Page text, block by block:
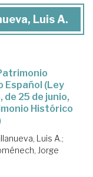
Luis A.
Español (Ley
de 25 de junio,
Histórico
Luis A.;
Jorge